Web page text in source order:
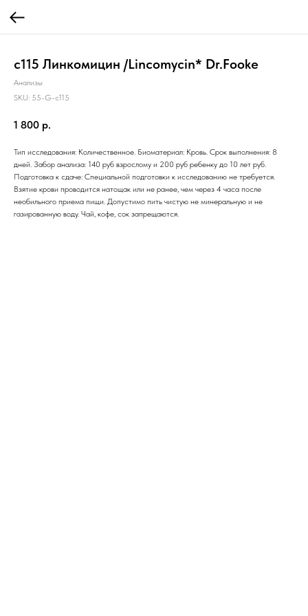
c115 Линкомицин /Lincomycin* Dr.Fooke
Анализы
SKU: 55-G-c115
1 800 р.
Тип исследования: Количественное. Биоматериал: Кровь. Срок выполнения: 8
дней. Забор анализа: 140 руб взрослому и 200 руб ребенку до 10 лет руб.
Подготовка к сдаче: Специальной подготовки к исследованию не требуется.
Взятие крови проводится натощак или не ранее, чем через 4 часа после
необильного приема пищи. Допустимо пить чистую не минеральную и не
газированную воду. Чай, кофе, сок запрещаются.